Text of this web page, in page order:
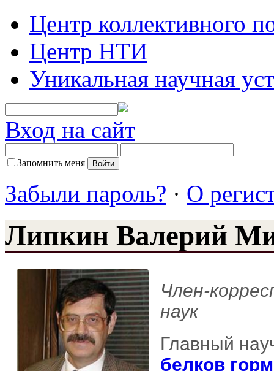
Центр коллективного
Центр НТИ
Уникальная научная
Вход на сайт
Запомнить меня
Забыли пароль? · О
Липкин Валерий
Член-
наук
Главный
белков